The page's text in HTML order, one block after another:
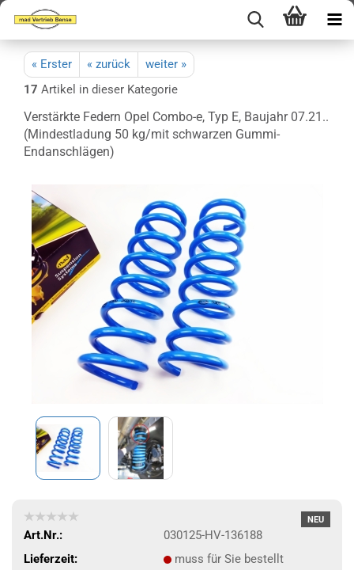
« Erster « zurück
weiter »
17 Artikel in dieser Kategorie
Verstärkte Federn Opel Combo-e, Typ E, Baujahr 07.21..
(Mindestladung 50 kg/mit schwarzen Gummi-
Endanschlägen)
NEU
Art.Nr.:
030125-HV-136188
Lieferzeit:
muss für Sie bestellt